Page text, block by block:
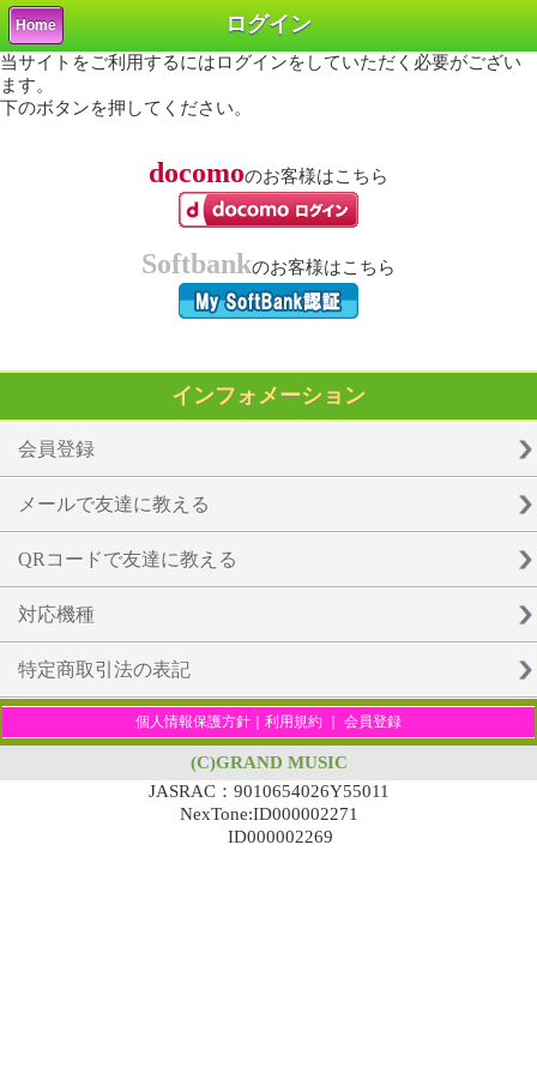
Home ログイン
当サイトをご利用するにはログインをしていただく必要がござい
ます。
下のボタンを押してください。
docomoのお客様はこちら
Softbankのお客様はこちら
インフォメーション
会員登録
メールで友達に教える
QRコードで友達に教える
対応機種
特定商取引法の表記
個人情報保護方針 利用規約 会員登録
(C)GRAND MUSIC
JASRAC：9010654026Y55011
NexTone:ID000002271
ID000002269